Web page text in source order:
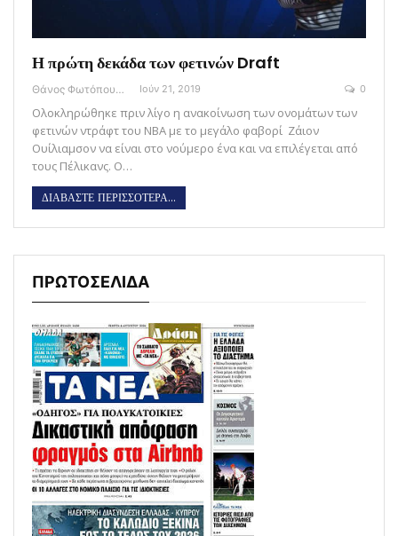
Η πρώτη δεκάδα των φετινών Draft
Θάνος Φωτόπουλος Ιούν 21, 2019 0
Ολοκληρώθηκε πριν λίγο η ανακοίνωση των ονομάτων των
φετινών ντράφτ του ΝΒΑ με το μεγάλο φαβορί Ζάιον
Ουίλιαμσον να είναι στο νούμερο ένα και να επιλέγεται από
τους Πέλικανς. Ο…
ΔΙΑΒΑΣΤΕ ΠΕΡΙΣΣΟΤΕΡΑ...
ΠΡΩΤΟΣΕΛΙΔΑ